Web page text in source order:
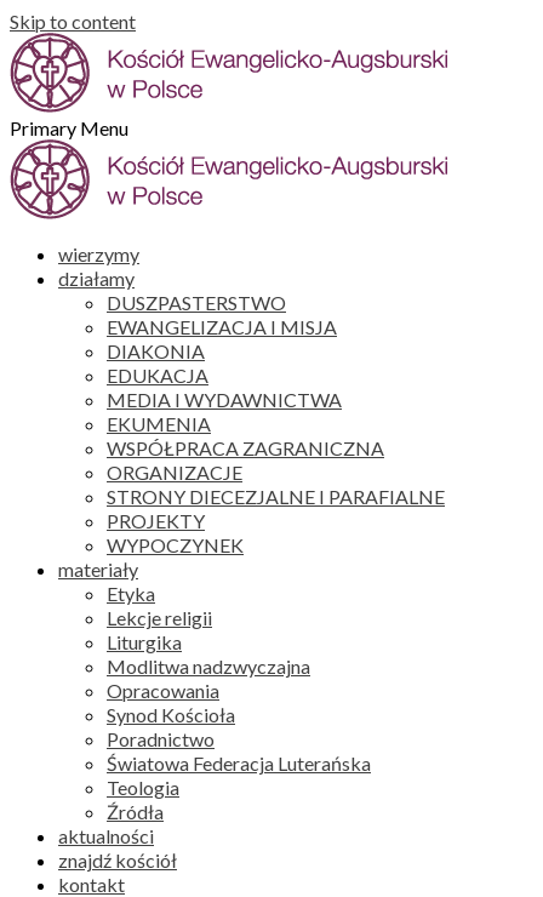
Skip to content
Primary Menu
wierzymy
działamy
DUSZPASTERSTWO
EWANGELIZACJA I MISJA
DIAKONIA
EDUKACJA
MEDIA I WYDAWNICTWA
EKUMENIA
WSPÓŁPRACA ZAGRANICZNA
ORGANIZACJE
STRONY DIECEZJALNE I PARAFIALNE
PROJEKTY
WYPOCZYNEK
materiały
Etyka
Lekcje religii
Liturgika
Modlitwa nadzwyczajna
Opracowania
Synod Kościoła
Poradnictwo
Światowa Federacja Luterańska
Teologia
Źródła
aktualności
znajdź kościół
kontakt